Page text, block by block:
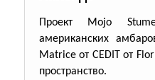
Проект Mojo
американских
Matrice от CEDIT от
пространство.